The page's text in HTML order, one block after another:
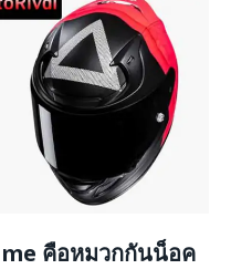
คือหมวกกันน็อค